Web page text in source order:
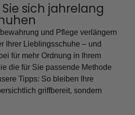
sich jahrelang
und Pflege verlängern
Ihrer Lieblingsschuhe – und
für mehr Ordnung in Ihrem
die für Sie passende Methode
Tipps: So bleiben Ihre
griffbereit, sondern